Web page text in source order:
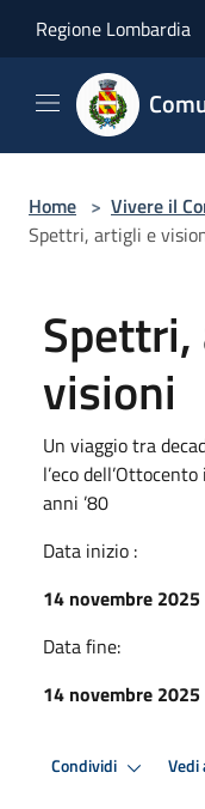
Regione Lombardia
Home > Vivere il
Spettri, artigli e
visioni
Un viaggio tra
l’eco
anni ’80
Data inizio :
14 novembre 2025
Data fine:
14 novembre 2025
Condividi Vedi